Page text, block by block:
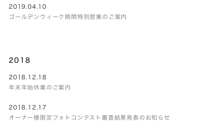
2019.04.10
ゴールデンウィーク期間特別営業のご案内
2018
2018.12.18
年末年始休業のご案内
2018.12.17
オーナー様限定フォトコンテスト審査結果発表のお知らせ